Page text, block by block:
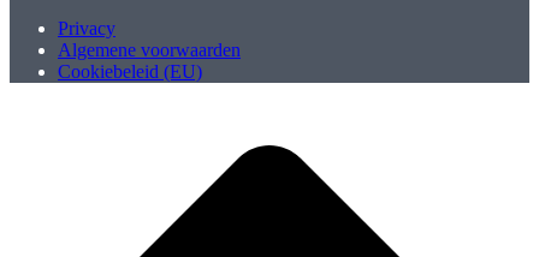
Privacy
Algemene voorwaarden
Cookiebeleid (EU)